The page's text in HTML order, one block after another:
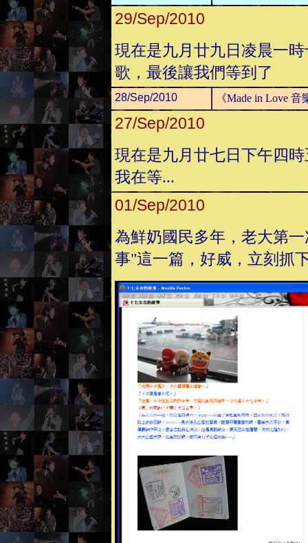
29/Sep/2010
現在是九月廿九日凌晨一
歌，最後讓我們等到了
28/Sep/2010 《Made in Love
27/Sep/2010
現在是九月廿七日下午四
我在等...
01/Sep/2010
為鮮奶國民多年，老大第
事"這一篇，好威，立刻抓